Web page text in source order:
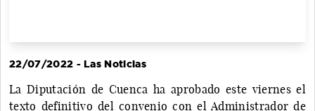
22/07/2022 - Las Noticias
La Diputación de Cuenca ha aprobado este viernes el
texto definitivo del convenio con el Administrador de